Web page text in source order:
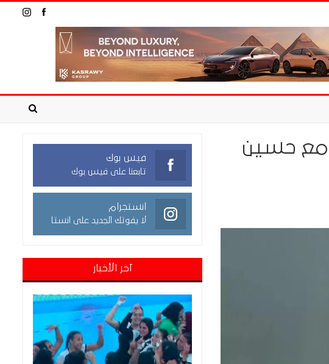
مع حسين
فيس بوك
تابعنا على فيس بوك
انستجرام
لا يفوتك الجديد على انستا
آخر الأخبار